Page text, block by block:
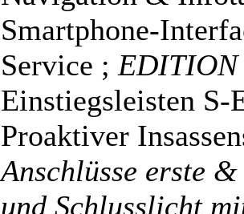
Smartphone-
Service ;
Einstiegsleisten S-
Proaktiver
Anschlüsse erste
und Schlusslicht